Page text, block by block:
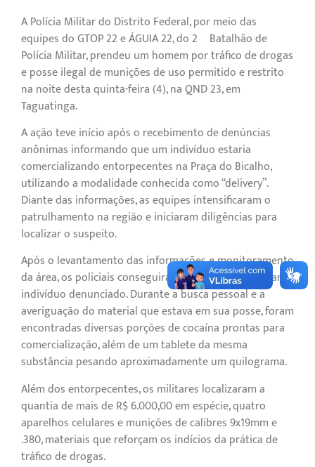
A Polícia Militar do Distrito Federal, por meio das
equipes do GTOP 22 e ÁGUIA 22, do 2º Batalhão de
Polícia Militar, prendeu um homem por tráfico de drogas
e posse ilegal de munições de uso permitido e restrito
na noite desta quinta-feira (4), na QND 23, em
Taguatinga.
A ação teve início após o recebimento de denúncias
anônimas informando que um indivíduo estaria
comercializando entorpecentes na Praça do Bicalho,
utilizando a modalidade conhecida como “delivery”.
Diante das informações, as equipes intensificaram o
patrulhamento na região e iniciaram diligências para
localizar o suspeito.
Após o levantamento das informações e monitoramento
da área, os policiais conseguiram identificar e abordar o
indivíduo denunciado. Durante a busca pessoal e a
averiguação do material que estava em sua posse, foram
encontradas diversas porções de cocaína prontas para
comercialização, além de um tablete da mesma
substância pesando aproximadamente um quilograma.
Além dos entorpecentes, os militares localizaram a
quantia de mais de R$ 6.000,00 em espécie, quatro
aparelhos celulares e munições de calibres 9x19mm e
.380, materiais que reforçam os indícios da prática de
tráfico de drogas.